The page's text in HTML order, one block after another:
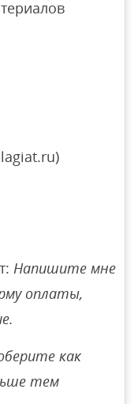
Напишите мне
оплаты,
как
тем